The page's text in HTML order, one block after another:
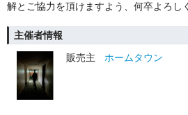
解とご協力を頂けますよう、何卒よろし
主催者情報
販売主
ホームタウン